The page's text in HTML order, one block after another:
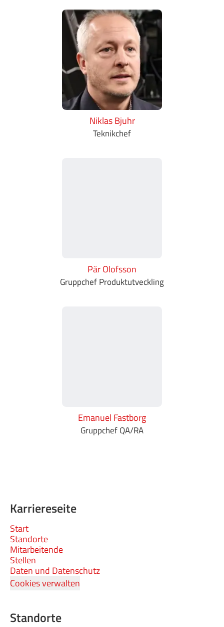
Niklas Bjuhr
Teknikchef
Pär Olofsson
Gruppchef Produktutveckling
Emanuel Fastborg
Gruppchef QA/RA
Karriereseite
Start
Standorte
Mitarbeitende
Stellen
Daten und Datenschutz
Cookies verwalten
Standorte